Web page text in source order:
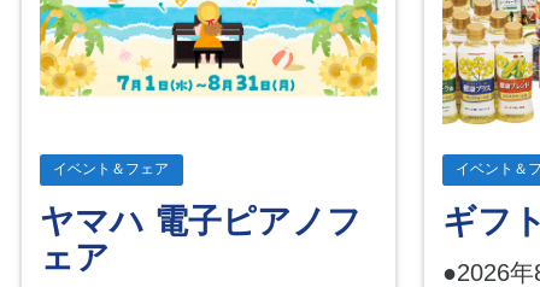
イベント＆フェア
ヤマハ 電子ピアノフ
ェア
イベント＆
ギフ
●2026